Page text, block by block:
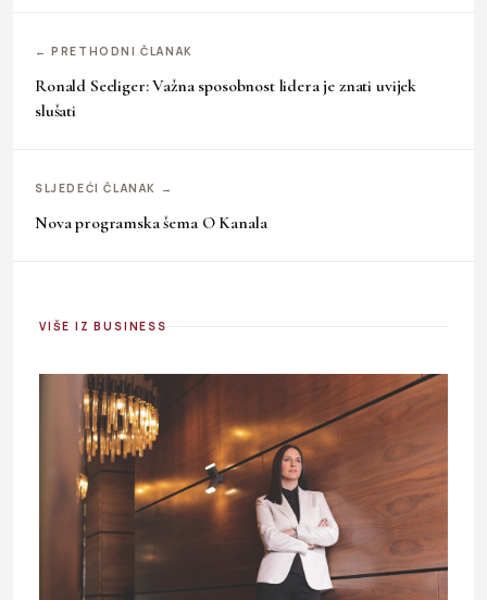
← PRETHODNI ČLANAK
Ronald Seeliger: Važna sposobnost lidera je znati uvijek
slušati
SLJEDEĆI ČLANAK →
Nova programska šema O Kanala
VIŠE IZ BUSINESS